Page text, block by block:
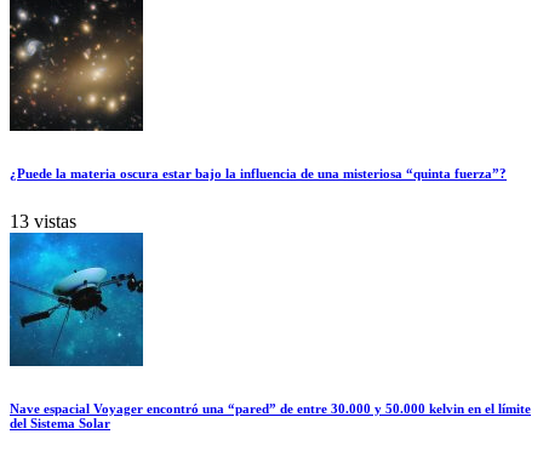
¿Puede la materia oscura estar bajo la influencia de una misteriosa “quinta fuerza”?
13 vistas
Nave espacial Voyager encontró una “pared” de entre 30.000 y 50.000 kelvin en el límite
del Sistema Solar